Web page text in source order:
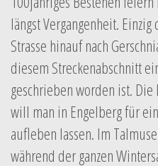
längst Vergangenheit.
Strasse hinauf nach
diesem Streckenabschnitt
geschrieben worden ist.
will man in Engelberg für
aufleben lassen. Im
während der ganzen